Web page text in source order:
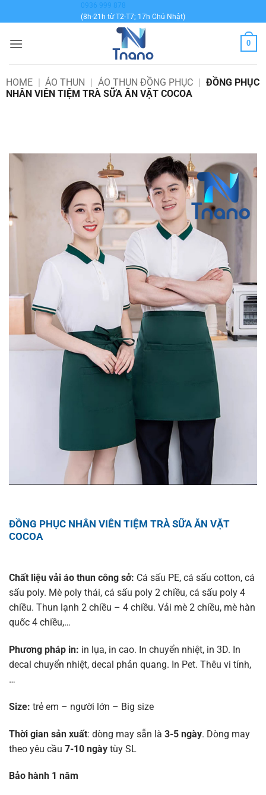
qua
dung
0936 999 878
(8h-21h từ T2-T7; 17h Chủ Nhật)
0
HOME | ÁO THUN | ÁO THUN ĐỒNG PHỤC | ĐỒNG PHỤC
NHÂN VIÊN TIỆM TRÀ SỮA ĂN VẶT COCOA
ĐỒNG PHỤC NHÂN VIÊN TIỆM TRÀ SỮA ĂN VẶT
COCOA
Chất liệu vải áo thun công sở: Cá sấu PE, cá sấu cotton, cá
sấu poly. Mè poly thái, cá sấu poly 2 chiều, cá sấu poly 4
chiều. Thun lạnh 2 chiều – 4 chiều. Vải mè 2 chiều, mè hàn
quốc 4 chiều,…
Phương pháp in: in lụa, in cao. In chuyển nhiệt, in 3D. In
decal chuyển nhiệt, decal phản quang. In Pet. Thêu vi tính,
…
Size: trẻ em – người lớn – Big size
Thời gian sản xuất: dòng may sẵn là 3-5 ngày. Dòng may
theo yêu cầu 7-10 ngàytùy SL
Bảo hành 1 năm